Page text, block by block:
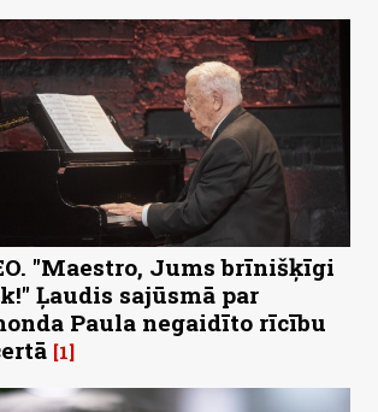
"Maestro, Jums brīnišķīgi
Ļaudis sajūsmā par
Paula negaidīto rīcību
1